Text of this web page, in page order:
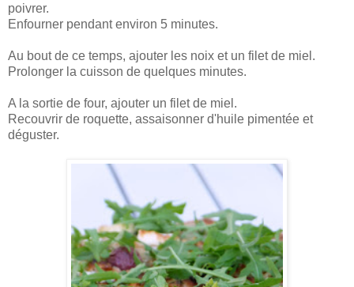
poivrer.
Enfourner pendant environ 5 minutes.
Au bout de ce temps, ajouter les noix et un filet de miel.
Prolonger la cuisson de quelques minutes.
A la sortie de four, ajouter un filet de miel.
Recouvrir de roquette, assaisonner d'huile pimentée et
déguster.